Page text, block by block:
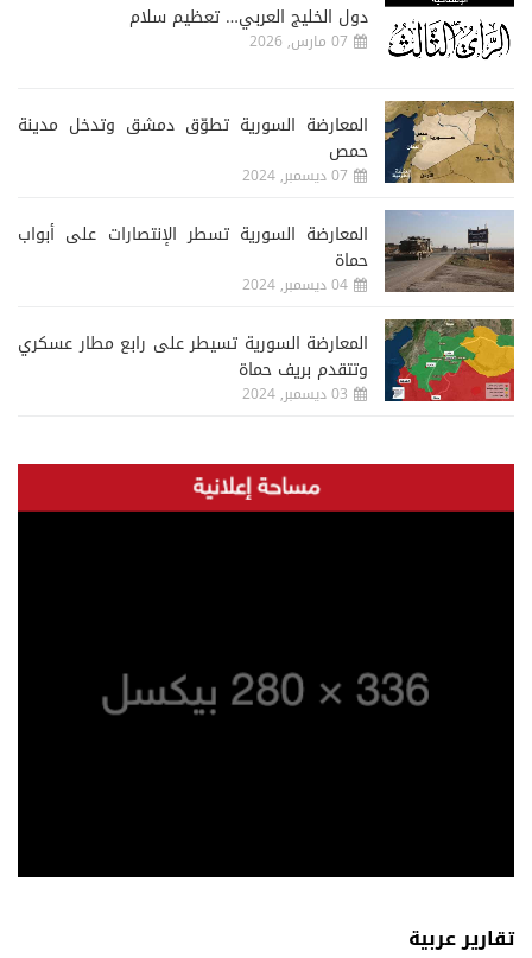
دول الخليج العربي… تعظيم سلام
07 مارس, 2026
المعارضة السورية تطوّق دمشق وتدخل مدينة
حمص
07 ديسمبر, 2024
المعارضة السورية تسطر الإنتصارات على أبواب
حماة
04 ديسمبر, 2024
المعارضة السورية تسيطر على رابع مطار عسكري
وتتقدم بريف حماة
03 ديسمبر, 2024
تقارير عربية